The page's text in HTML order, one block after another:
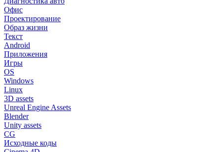
Офис
Проектирование
Образ жизни
Текст
Android
Приложения
Игры
OS
Windows
Linux
3D assets
Unreal Engine Assets
Blender
Unity assets
CG
Исходные коды